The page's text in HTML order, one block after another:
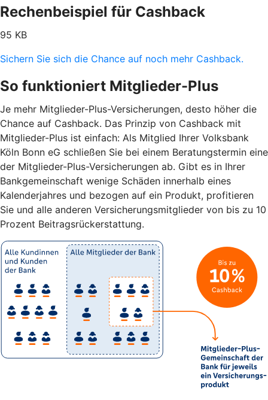
Rechenbeispiel für Cashback
95 KB
Sichern Sie sich die Chance auf noch mehr Cashback.
So funktioniert Mitglieder-Plus
Je mehr Mitglieder-Plus-Versicherungen, desto höher die
Chance auf Cashback. Das Prinzip von Cashback mit
Mitglieder-Plus ist einfach: Als Mitglied Ihrer Volksbank
Köln Bonn eG schließen Sie bei einem Beratungstermin eine
der Mitglieder-Plus-Versicherungen ab. Gibt es in Ihrer
Bankgemeinschaft wenige Schäden innerhalb eines
Kalenderjahres und bezogen auf ein Produkt, profitieren
Sie und alle anderen Versicherungsmitglieder von bis zu 10
Prozent Beitragsrückerstattung.